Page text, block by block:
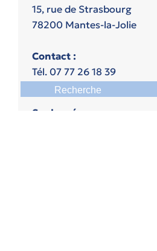
Recherche
15, rue de Strasbourg
78200 Mantes-la-Jolie
Contact :
Tél. 07 77 26 18 39
Mail : contact-ufa@ndsl78.fr
Sur les réseaux :